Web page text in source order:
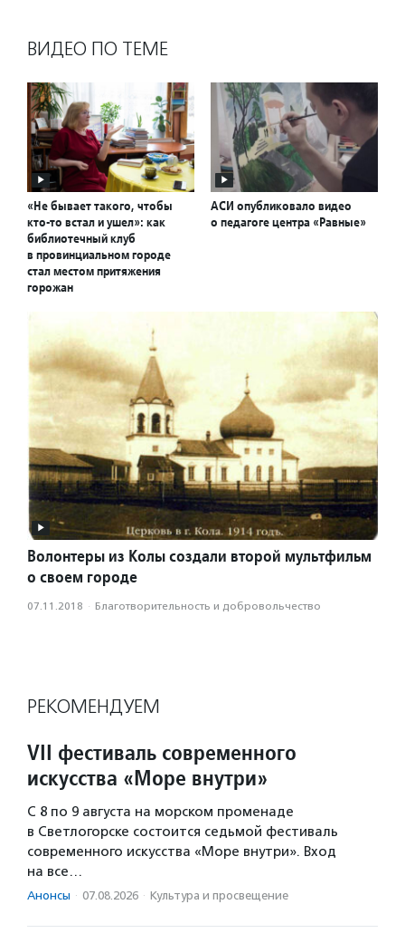
ВИДЕО ПО ТЕМЕ
«Не бывает такого, чтобы
кто-то встал и ушел»: как
библиотечный клуб
в провинциальном городе
стал местом притяжения
горожан
АСИ опубликовало видео
о педагоге центра «Равные»
Волонтеры из Колы создали второй мультфильм
о своем городе
07.11.2018 · Благотвори­тель­ность и доброволь­чест­во
РЕКОМЕНДУЕМ
VII фестиваль современного
искусства «Море внутри»
С 8 по 9 августа на морском променаде
в Светлогорске состоится седьмой фестиваль
современного искусства «Море внутри». Вход
на все…
Анонсы · 07.08.2026 · Культура и просвещение